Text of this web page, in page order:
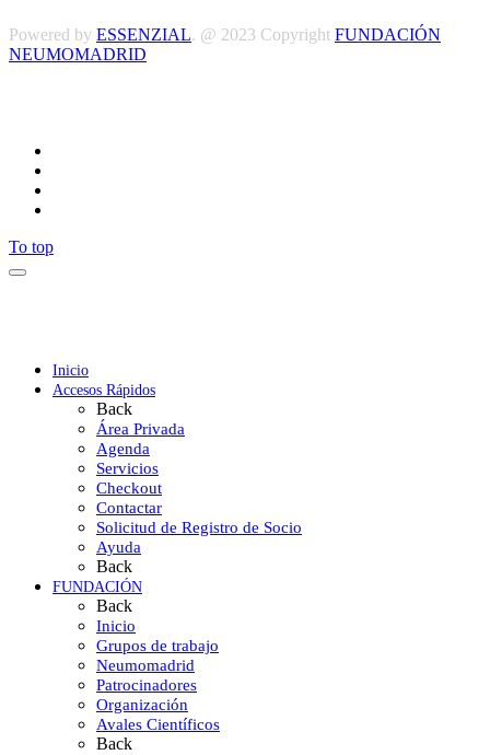
Powered by ESSENZIAL. @ 2023 Copyright FUNDACIÓN
NEUMOMADRID
To top
Inicio
Accesos Rápidos
Back
Área Privada
Agenda
Servicios
Checkout
Contactar
Solicitud de Registro de Socio
Ayuda
Back
FUNDACIÓN
Back
Inicio
Grupos de trabajo
Neumomadrid
Patrocinadores
Organización
Avales Científicos
Back